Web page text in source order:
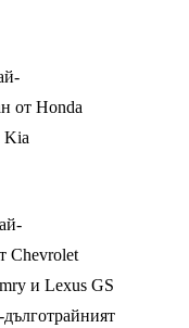
от Honda
Kia
Chevrolet
и Lexus GS